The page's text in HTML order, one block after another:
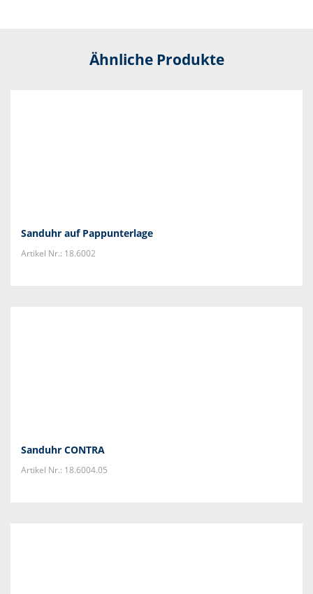
Ähnliche Produkte
Sanduhr auf Pappunterlage
Artikel Nr.: 18.6002
Sanduhr CONTRA
Artikel Nr.: 18.6004.05